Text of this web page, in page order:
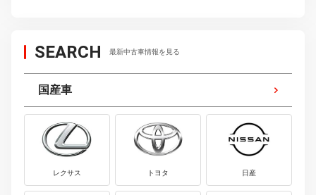
SEARCH 最新中古車情報を見る
国産車
レクサス トヨタ 日産